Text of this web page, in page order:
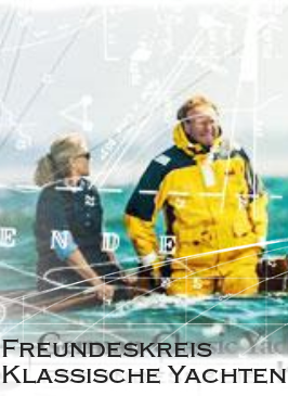
Freundeskreis
Klassische Yachten